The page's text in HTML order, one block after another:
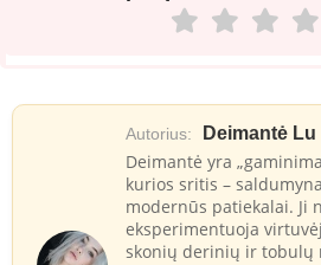
Autorius: Deimantė Lu
Deimantė yra
kurios sritis –
modernūs patiekalai. Ji
eksperimentuoja
skonių derinių ir tobulų